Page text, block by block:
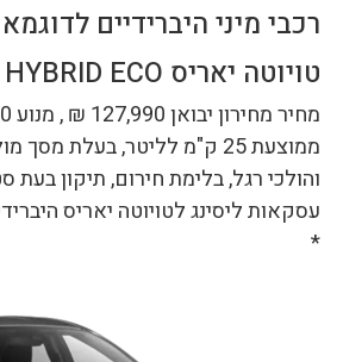
רכבי מיני היברידיים לדוגמא
טויוטה יאריס HYBRID ECO
*